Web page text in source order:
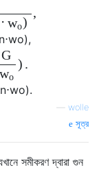
⋅ wo)
,
n⋅wo),
G
wo
) .
n⋅wo).
wolle
সূত্র
সমীকরণ দ্বারা গুন